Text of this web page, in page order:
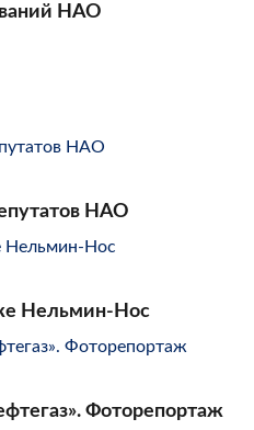
НАО
НАО
Нельмин-Нос
Фоторепортаж